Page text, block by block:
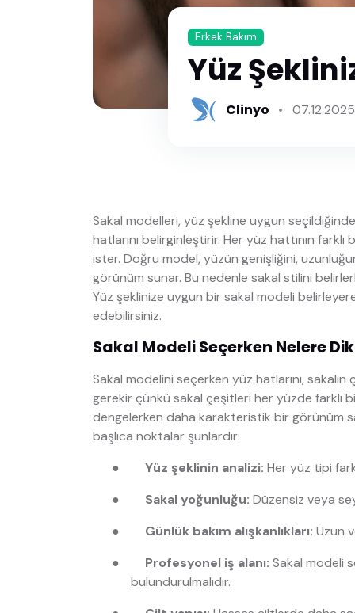
Erkek Bakım
Yüz
Clinyo 07.12.2025
Sakal modelleri, yüz şekline uygun
hatlarını belirginleştirir. Her yüz hattının
ister. Doğru model, yüzün genişliğini,
görünüm sunar. Bu nedenle sakal stilini
Yüz şeklinize uygun bir sakal modeli
edebilirsiniz.
Sakal Modeli Seçerken Nelere
Sakal modelini seçerken yüz hatlarını,
gerekir çünkü sakal çeşitleri her yüzde farklı
dengelerken daha karakteristik bir görünüm
başlıca noktalar şunlardır:
●
Yüz şeklinin analizi: Her yüz tipi
●
Sakal yoğunluğu: Düzensiz veya
●
Günlük bakım alışkanlıkları: Uzun
●
Profesyonel iş alanı: Sakal modeli
bulundurulmalıdır.